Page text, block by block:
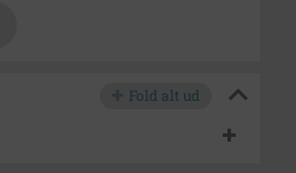
Fold alt ud